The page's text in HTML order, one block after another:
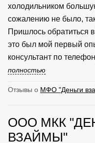
холодильником
сожалению не было,
Пришлось обратиться
это был мой первый
консультант по
полностью
Отзывы о МФО "Деньги
ООО МКК
ВЗАЙМЫ"